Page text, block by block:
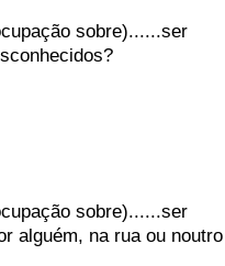
sobre)......ser
sobre)......ser
alguém, na rua ou noutro